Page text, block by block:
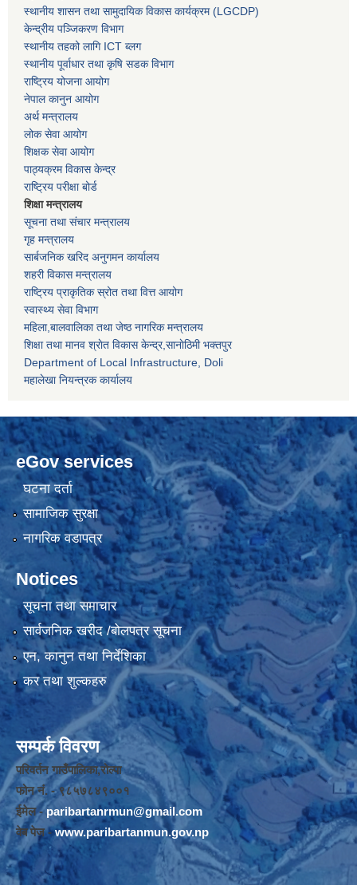
स्थानीय शासन तथा सामुदायिक विकास कार्यक्रम (LGCDP)
केन्द्रीय पञ्जिकरण विभाग
स्थानीय तहको लागि ICT ब्लग
स्थानीय पूर्वाधार तथा कृषि सडक विभाग
राष्ट्रिय योजना आयोग
नेपाल कानुन आयोग
अर्थ मन्त्रालय
लोक सेवा आयोग
शिक्षक सेवा आयोग
पाठ्यक्रम विकास केन्द्र
राष्ट्रिय परीक्षा बोर्ड
शिक्षा मन्त्रालय
सूचना तथा संचार मन्त्रालय
गृह मन्त्रालय
सार्बजनिक खरिद अनुगमन कार्यालय
शहरी विकास मन्त्रालय
राष्ट्रिय प्राकृतिक स्रोत तथा वित्त आयोग
स्वास्थ्य सेवा विभाग
महिला,बालवालिका तथा जेष्ठ नागरिक मन्त्रालय
शिक्षा तथा मानव श्राेत विकास केन्द्र,सानाेठिमी भक्तपुर
Department of Local Infrastructure, Doli
महालेखा नियन्त्रक कार्यालय
eGov services
घटना दर्ता
सामाजिक सुरक्षा
नागरिक वडापत्र
Notices
सूचना तथा समाचार
सार्वजनिक खरीद /बोलपत्र सूचना
एन, कानुन तथा निर्देशिका
कर तथा शुल्कहरु
सम्पर्क विवरण
परिवर्तन गाउँपालिका,रोल्पा
फोन नंं. - ९८५७८४९००१
ईमेल -paribartanrmun@gmail.com
वेब पेज -www.paribartanmun.gov.np